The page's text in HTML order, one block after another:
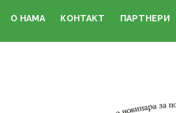
О НАМА КОНТАКТ ПАРТНЕРИ